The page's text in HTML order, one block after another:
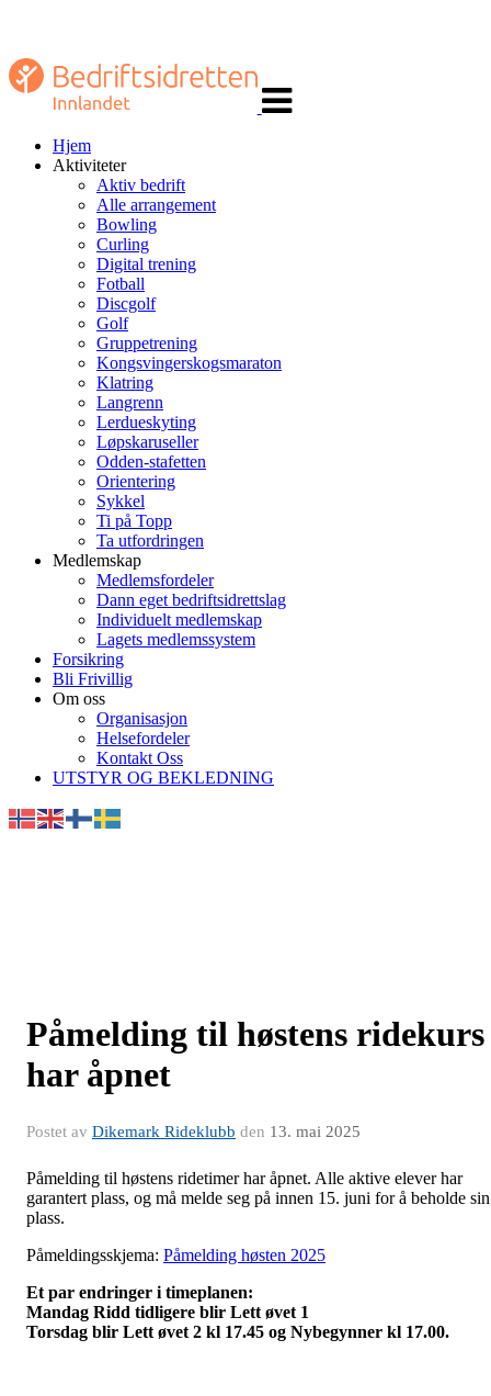
navigasjon
Hjem
Aktiviteter
Aktiv bedrift
Alle arrangement
Bowling
Curling
Digital trening
Fotball
Discgolf
Golf
Gruppetrening
Kongsvingerskogsmaraton
Klatring
Langrenn
Lerdueskyting
Løpskaruseller
Odden-stafetten
Orientering
Sykkel
Ti på Topp
Ta utfordringen
Medlemskap
Medlemsfordeler
Dann eget bedriftsidrettslag
Individuelt medlemskap
Lagets medlemssystem
Forsikring
Bli Frivillig
Om oss
Organisasjon
Helsefordeler
Kontakt Oss
UTSTYR OG BEKLEDNING
Påmelding til høstens ridekurs
har åpnet
Postet av Dikemark Rideklubb den 13. mai 2025
Påmelding til høstens ridetimer har åpnet. Alle aktive elever har
garantert plass, og må melde seg på innen 15. juni for å beholde sin
plass.
Påmeldingsskjema: Påmelding høsten 2025
Et par endringer i timeplanen:
Mandag Ridd tidligere blir Lett øvet 1
Torsdag blir Lett øvet 2 kl 17.45 og Nybegynner kl 17.00.